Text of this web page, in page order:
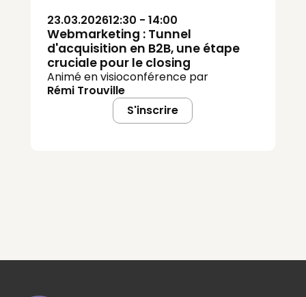
23.03.202612:30 - 14:00
Webmarketing : Tunnel
d'acquisition en B2B, une étape
cruciale pour le closing
Animé en visioconférence par
Rémi Trouville
S'inscrire